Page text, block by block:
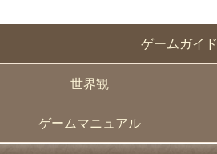
ゲームガイド
世界観
ゲームマニュアル